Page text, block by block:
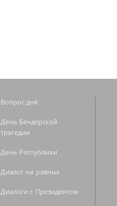
Вопрос дня
День Бендерской
трагедии
День Республики
Диалог на равных
Диалоги с Президентом